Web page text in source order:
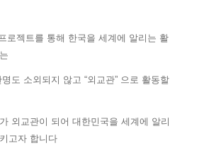
로젝트를 통해 한국을 세계에 알리는 활
는
도 소외되지 않고 “외교관” 으로 활동할
외교관이 되어 대한민국을 세계에 알리
키고자 합니다